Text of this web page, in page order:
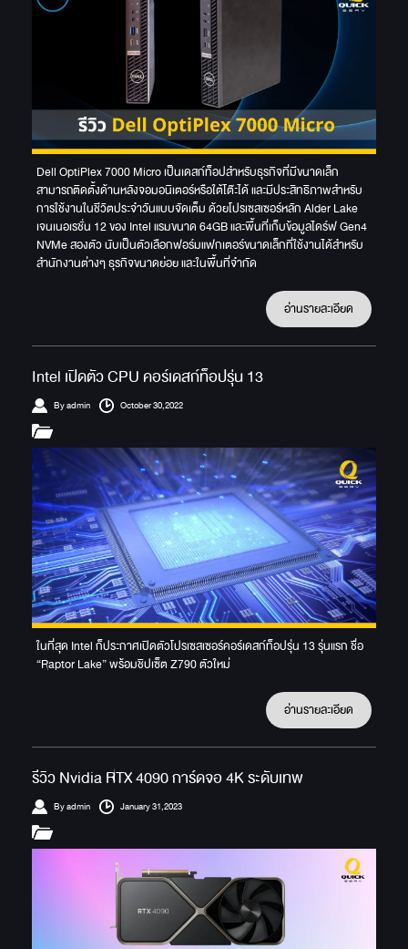
Dell OptiPlex 7000 Micro เป็นเดสก์ท็อปสำหรับธุรกิจที่มีขนาดเล็ก
สามารถติดตั้งด้านหลังจอมอนิเตอร์หรือใต้โต๊ะได้ และมีประสิทธิภาพสำหรับ
การใช้งานในชีวิตประจำวันแบบจัดเต็ม ด้วยโปรเซสเซอร์หลัก Alder Lake
เจนเนอเรชั่น 12 ของ Intel แรมขนาด 64GB และพื้นที่เก็บข้อมูลไดร์ฟ Gen4
NVMe สองตัว นับเป็นตัวเลือกฟอร์มแฟกเตอร์ขนาดเล็กที่ใช้งานได้สำหรับ
สำนักงานต่างๆ ธุรกิจขนาดย่อย และในพื้นที่จำกัด
อ่านรายละเอียด
Intel เปิดตัว CPU คอร์เดสก์ท็อปรุ่น 13
By admin October 30,2022
ในที่สุด Intel ก็ประกาศเปิดตัวโปรเซสเซอร์คอร์เดสก์ท็อปรุ่น 13 รุ่นแรก ชื่อ
“Raptor Lake” พร้อมชิปเซ็ต Z790 ตัวใหม่
อ่านรายละเอียด
รีวิว Nvidia RTX 4090 การ์ดจอ 4K ระดับเทพ
By admin January 31,2023